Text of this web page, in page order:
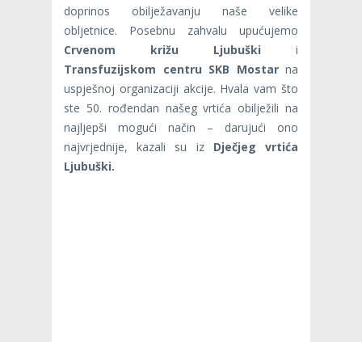
doprinos obilježavanju naše velike
obljetnice. Posebnu zahvalu upućujemo
Crvenom križu Ljubuški i
Transfuzijskom centru SKB Mostarna
uspješnoj organizaciji akcije. Hvala vam što
ste 50. rođendan našeg vrtića obilježili na
najljepši mogući način – darujući ono
najvrjednije, kazali su iz Dječjeg vrtića
Ljubuški.